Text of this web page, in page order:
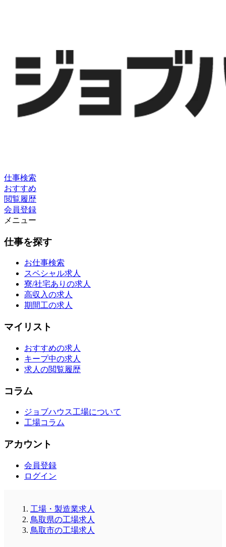
仕事検索
おすすめ
閲覧履歴
会員登録
メニュー
仕事を探す
お仕事検索
スペシャル求人
寮/社宅ありの求人
高収入の求人
期間工の求人
マイリスト
おすすめの求人
キープ中の求人
求人の閲覧履歴
コラム
ジョブハウス工場について
工場コラム
アカウント
会員登録
ログイン
工場・製造業求人
鳥取県の工場求人
鳥取市の工場求人